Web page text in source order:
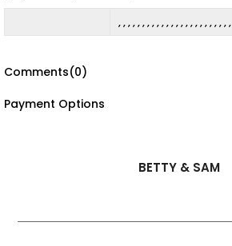
Comments(0)
Payment Options
BETTY & SAM